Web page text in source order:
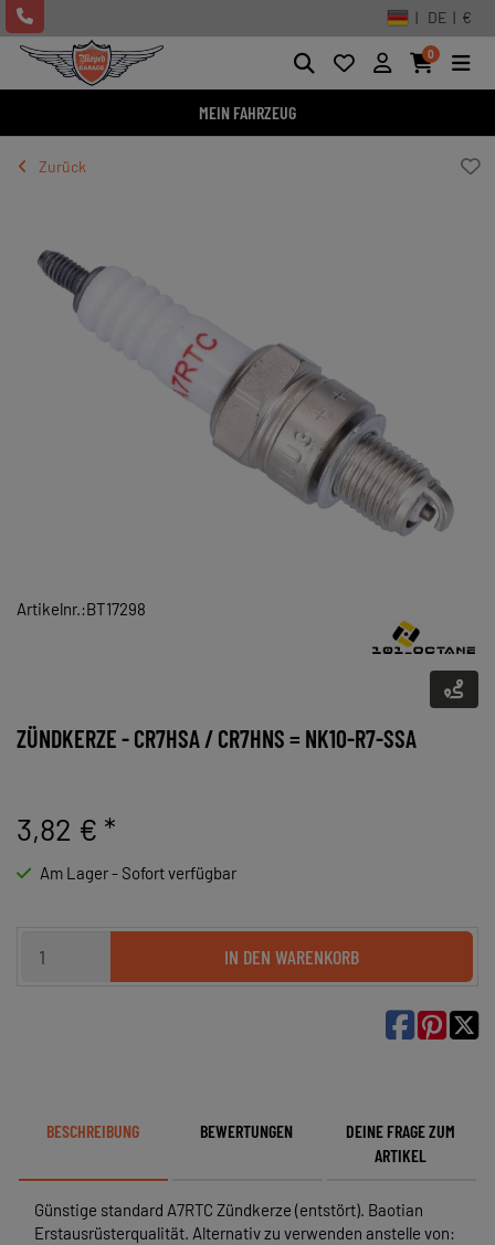
| DE | €
0
MEIN FAHRZEUG
Zurück
Artikelnr.:BT17298
ZÜNDKERZE - CR7HSA / CR7HNS = NK10-R7-SSA
3,82 € *
Am Lager - Sofort verfügbar
IN DEN WARENKORB

BESCHREIBUNG BEWERTUNGEN
DEINE FRAGE ZUM
ARTIKEL
Günstige standard A7RTC Zündkerze (entstört). Baotian
Erstausrüsterqualität. Alternativ zu verwenden anstelle von: